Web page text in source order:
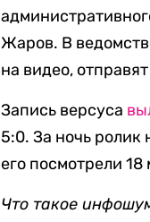
Жаров. В
на видео,
Запись версуса
5:0. За ночь ролик
его посмотрели 18
Что такое